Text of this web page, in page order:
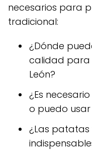
necesarios para
tradicional:
¿Dónde
calidad para
León?
¿Es
o puedo
¿Las